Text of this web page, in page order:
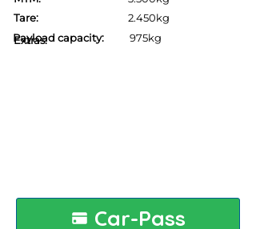
Tare:
2.450kg
Payload capacity:
975kg
Extras:
Car-Pass